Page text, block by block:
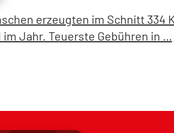
erzeugten im Schnitt 334
im Jahr. Teuerste Gebühren in …